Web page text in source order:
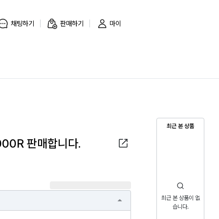
채팅하기 판매하기 마이
최근 본 상품
최근 본 상품이 없
습니다.
판매합니다.